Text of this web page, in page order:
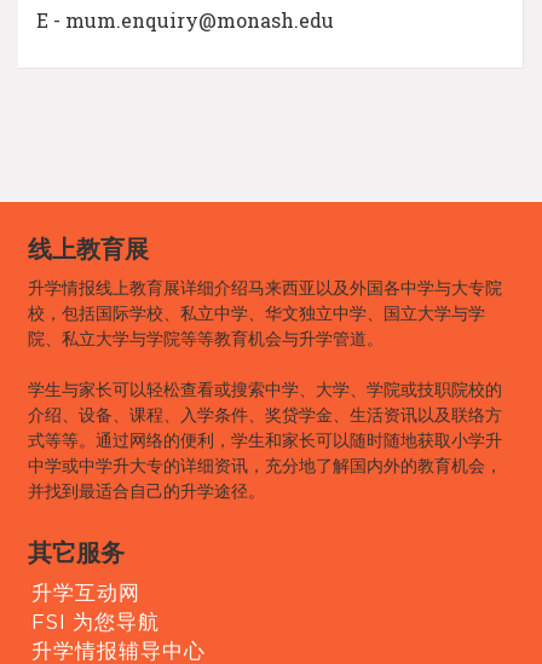
E - mum.enquiry@monash.edu
线上教育展
升学情报线上教育展详细介绍马来西亚以及外国各中学与大专院
校，包括国际学校、私立中学、华文独立中学、国立大学与学
院、私立大学与学院等等教育机会与升学管道。
学生与家长可以轻松查看或搜索中学、大学、学院或技职院校的
介绍、设备、课程、入学条件、奖贷学金、生活资讯以及联络方
式等等。通过网络的便利，学生和家长可以随时随地获取小学升
中学或中学升大专的详细资讯，充分地了解国内外的教育机会，
并找到最适合自己的升学途径。
其它服务
升学互动网
FSI 为您导航
升学情报辅导中心